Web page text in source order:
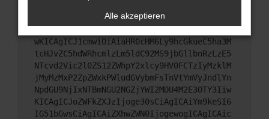
ewogICJuYW1lIjogIk5ldHdvcmtFcnJvciIsCiAgI
mNvbmZpZyI6IHsKICAgICJtZXRob2QiOiAiR0VUIi
wKICAgICJ1cmwiOiAiaHR0cHM6Ly9hcGkueC5ha3M
tcHJvZC5hdWRhcmlzLm5ldC92MS9jbGllbnRzLzE5
NTcvd2Vic2l0ZS12ZWhpY2xlcy9HV0FCTzIyMzklM
jMyMzMxP2ZpZWxkPWludGVybmFsTnVtYmVyJndlYn
NpdGU9NjIxNTBmNGU2NGZjYWI2MDU4M2E3OTY3Iiw
KICAgICJoZWFkZXJzIjoge30sCiAgICAiYm9keSI6
IG51bGwsCiAgICAiZXhwZWN0IjogewogICAgICAic
Alle akzeptieren